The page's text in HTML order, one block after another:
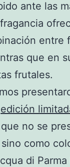
ante las
entre
que en
frutales.
edición
no se
como
di Parma